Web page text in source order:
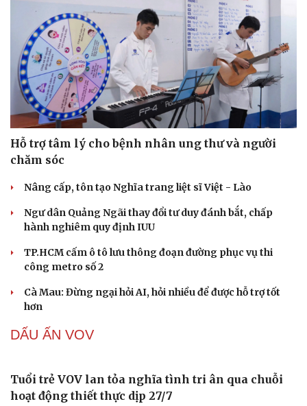
Văn hóa
Sân khấu - Điện ảnh
Văn học
Âm nhạc
Di sản
Giải trí
Nghệ sĩ
Thời trang
Sao Việt
Hỗ trợ tâm lý cho bệnh nhân ung thư và người
chăm sóc
Nâng cấp, tôn tạo Nghĩa trang liệt sĩ Việt - Lào
Ngư dân Quảng Ngãi thay đổi tư duy đánh bắt, chấp
hành nghiêm quy định IUU
TP.HCM cấm ô tô lưu thông đoạn đường phục vụ thi
công metro số 2
Cà Mau: Đừng ngại hỏi AI, hỏi nhiều để được hỗ trợ tốt
hơn
DẤU ẤN VOV